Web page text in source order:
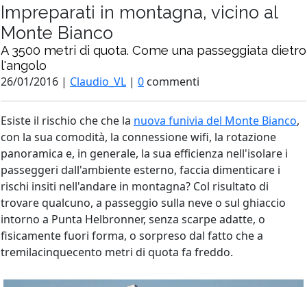
Impreparati in montagna, vicino al
Monte Bianco
A 3500 metri di quota. Come una passeggiata dietro
l'angolo
26/01/2016 | Claudio_VL | 0 commenti
Esiste il rischio che che la nuova funivia del Monte Bianco,
con la sua comodità, la connessione wifi, la rotazione
panoramica e, in generale, la sua efficienza nell'isolare i
passeggeri dall'ambiente esterno, faccia dimenticare i
rischi insiti nell'andare in montagna? Col risultato di
trovare qualcuno, a passeggio sulla neve o sul ghiaccio
intorno a Punta Helbronner, senza scarpe adatte, o
fisicamente fuori forma, o sorpreso dal fatto che a
tremilacinquecento metri di quota fa freddo.